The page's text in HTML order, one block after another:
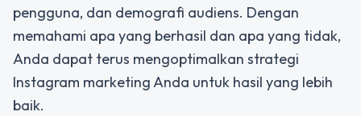
pengguna, dan demografi audiens. Dengan
memahami apa yang berhasil dan apa yang tidak,
Anda dapat terus mengoptimalkan strategi
Instagram marketing Anda untuk hasil yang lebih
baik.